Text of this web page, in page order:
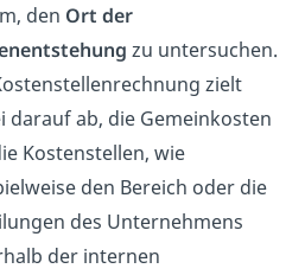
den Ort der
zu untersuchen.
zielt
darauf ab, die Gemeinkosten
Kostenstellen, wie
den Bereich oder die
des Unternehmens
der internen